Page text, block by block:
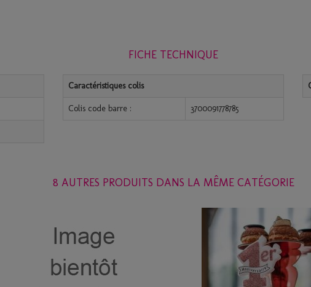
FICHE TECHNIQUE
Caractéristiques colis
Colis code barre : 3700091778785
8 AUTRES PRODUITS DANS LA MÊME CATÉGORIE